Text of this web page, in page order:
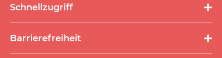
Schnellzugriff
überspringen
Barrierefreiheit